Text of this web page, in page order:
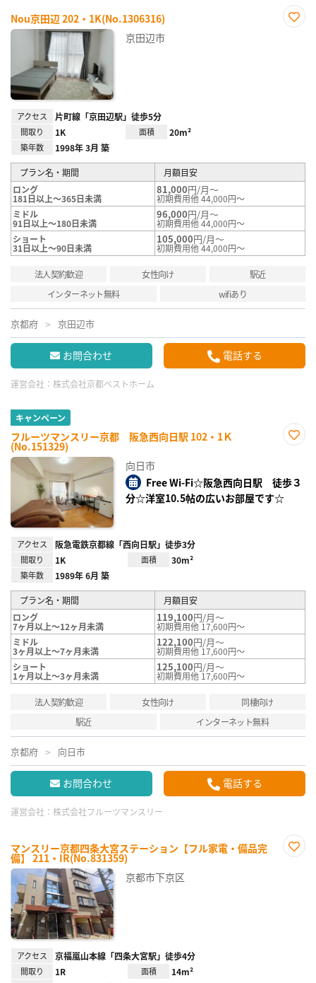
Nou京田辺 202・1K(No.1306316)
京田辺市
アクセス 片町線「京田辺駅」徒歩5分
間取り 1K 面積 20m²
築年数 1998年 3月 築
プラン名・期間
月額目安
ロング
181日以上～365日未満
81,000円/月～
初期費用他 44,000円～
ミドル
91日以上～180日未満
96,000円/月～
初期費用他 44,000円～
ショート
31日以上～90日未満
105,000円/月～
初期費用他 44,000円～
法人契約歓迎 女性向け
駅近
インターネット無料
wifiあり
京都府 京田辺市
お問合わせ 電話する
運営会社： 株式会社京都ベストホーム
キャンペーン
フルーツマンスリー京都 阪急西向日駅 102・1Ｋ
(No.151329)
録
向日市
Free Wi-Fi☆阪急西向日駅 徒歩３
分☆洋室10.5帖の広いお部屋です☆
アクセス 阪急電鉄京都線「西向日駅」徒歩3分
間取り 1K 面積 30m²
築年数 1989年 6月 築
プラン名・期間
月額目安
ロング
7ヶ月以上～12ヶ月未満
119,100円/月～
初期費用他 17,600円～
ミドル
3ヶ月以上～7ヶ月未満
122,100円/月～
初期費用他 17,600円～
ショート
1ヶ月以上～3ヶ月未満
125,100円/月～
初期費用他 17,600円～
法人契約歓迎 女性向け
同棲向け
駅近
インターネット無料
京都府 向日市
お問合わせ 電話する
運営会社： 株式会社フルーツマンスリー
マンスリー京都四条大宮ステーション【フル家電・備品完
備】 211・IR(No.831359)
京都市下京区
アクセス 京福嵐山本線「四条大宮駅」徒歩4分
間取り 1R 面積 14m²